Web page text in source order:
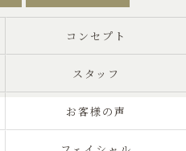
コンセプト
スタッフ
お客様の声